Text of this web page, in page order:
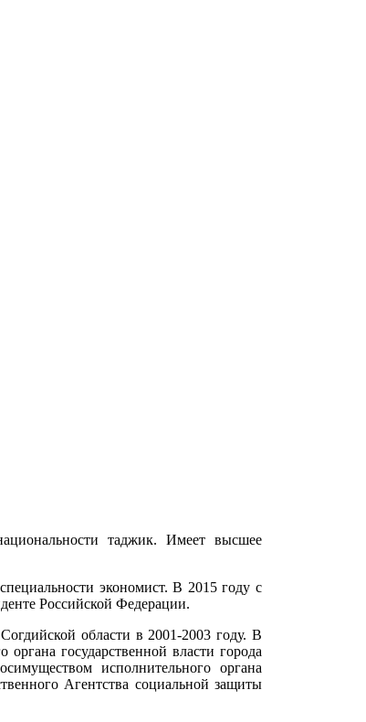
таджик. Имеет высшее
экономист. В 2015 году с
Российской Федерации.
области в 2001-2003 году. В
государственной власти города
исполнительного органа
Агентства социальной защиты